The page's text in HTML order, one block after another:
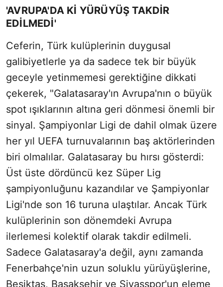
'AVRUPA'DA Kİ YÜRÜYÜŞ TAKDİR
EDİLMEDİ'
Ceferin, Türk kulüplerinin duygusal
galibiyetlerle ya da sadece tek bir büyük
geceyle yetinmemesi gerektiğine dikkati
çekerek, "Galatasaray'ın Avrupa'nın o büyük
spot ışıklarının altına geri dönmesi önemli bir
sinyal. Şampiyonlar Ligi de dahil olmak üzere
her yıl UEFA turnuvalarının baş aktörlerinden
biri olmalılar. Galatasaray bu hırsı gösterdi:
Üst üste dördüncü kez Süper Lig
şampiyonluğunu kazandılar ve Şampiyonlar
Ligi'nde son 16 turuna ulaştılar. Ancak Türk
kulüplerinin son dönemdeki Avrupa
ilerlemesi kolektif olarak takdir edilmeli.
Sadece Galatasaray'a değil, aynı zamanda
Fenerbahçe'nin uzun soluklu yürüyüşlerine,
Beşiktaş, Başakşehir ve Sivasspor'un eleme